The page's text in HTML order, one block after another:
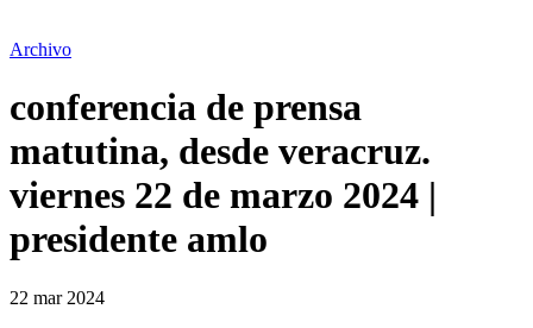
Archivo
conferencia de prensa
matutina, desde veracruz.
viernes 22 de marzo 2024 |
presidente amlo
22 mar 2024